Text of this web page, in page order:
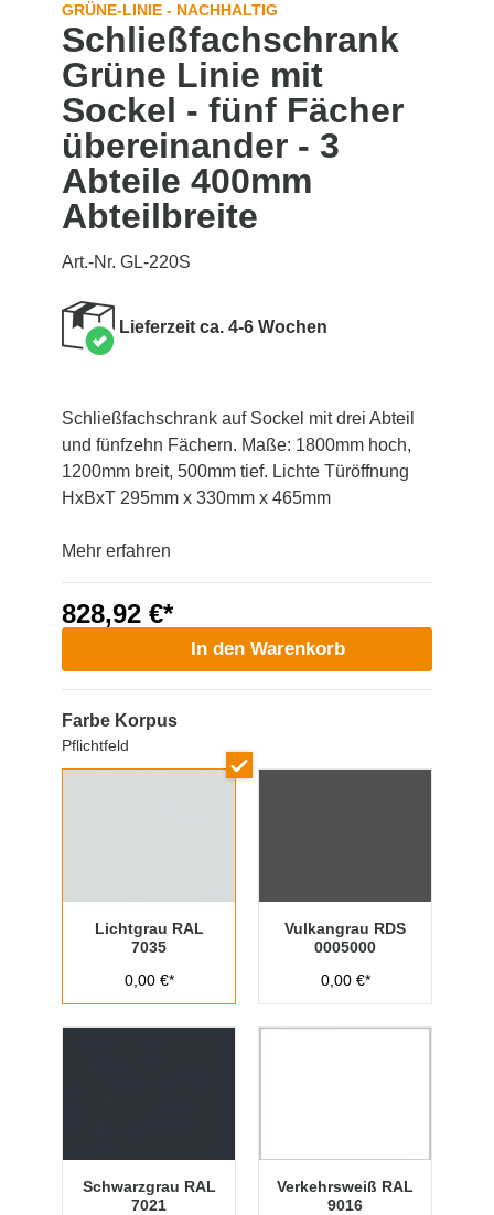
GRÜNE-LINIE - NACHHALTIG
Schließfachschrank
Grüne Linie mit
Sockel - fünf Fächer
übereinander - 3
Abteile 400mm
Abteilbreite
Art.-Nr. GL-220S
Lieferzeit ca. 4-6 Wochen
Schließfachschrank auf Sockel mit drei Abteil
und fünfzehn Fächern. Maße: 1800mm hoch,
1200mm breit, 500mm tief. Lichte Türöffnung
HxBxT 295mm x 330mm x 465mm
Mehr erfahren
828,92 €*
In den Warenkorb
Farbe Korpus
Pflichtfeld
Lichtgrau RAL
7035
0,00 €*
Vulkangrau RDS
0005000
0,00 €*
Schwarzgrau RAL
7021
Verkehrsweiß RAL
9016